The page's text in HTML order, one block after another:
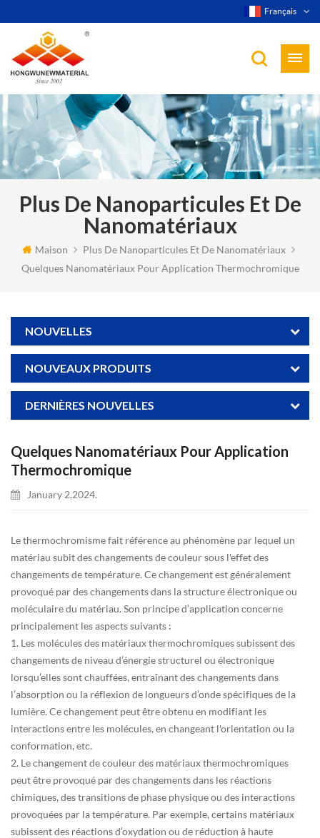
Français
Plus De Nanoparticules Et De
Nanomatériaux
Maison
Plus De Nanoparticules Et De Nanomatériaux
Quelques Nanomatériaux Pour Application Thermochromique
NOUVELLES
NOUVEAUX PRODUITS
DERNIÈRES NOUVELLES
Quelques Nanomatériaux Pour Application
Thermochromique
January 2,2024.
Le thermochromisme fait référence au phénomène par lequel un
matériau subit des changements de couleur sous l'effet des
changements de température. Ce changement est généralement
provoqué par des changements dans la structure électronique ou
moléculaire du matériau. Son principe d’application concerne
principalement les aspects suivants :
1. Les molécules des matériaux thermochromiques subissent des
changements de niveau d’énergie structurel ou électronique
lorsqu’elles sont chauffées, entraînant des changements dans
l’absorption ou la réflexion de longueurs d’onde spécifiques de la
lumière. Ce changement peut être obtenu en modifiant les
interactions entre les molécules, en changeant l'orientation ou la
conformation, etc.
2. Le changement de couleur des matériaux thermochromiques
peut être provoqué par des changements dans les réactions
chimiques, des transitions de phase physique ou des interactions
provoquées par la température. Par exemple, certains matériaux
subissent des réactions d’oxydation ou de réduction à haute